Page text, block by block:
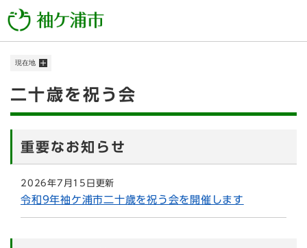
ー
メニューを飛ばして本文へ
現在地
本
二十歳を祝う会
重要なお知らせ
2026年7月15日更新
令和9年袖ケ浦市二十歳を祝う会を開催します